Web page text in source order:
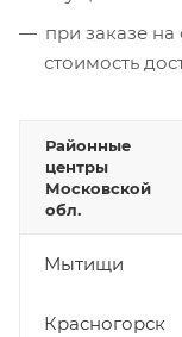
при заказе на
стоимость
Районные
центры
Московской
обл.
Мытищи
Красногорск